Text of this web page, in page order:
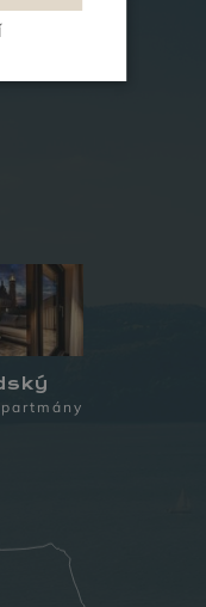
GALERIE